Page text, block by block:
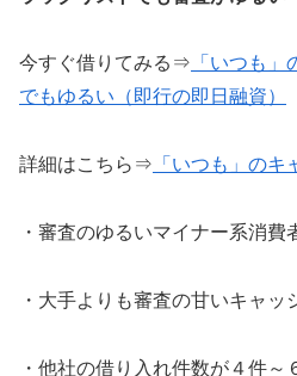
今すぐ借りてみる⇒ 「いつも
でもゆるい（即行の即日融資）
詳細はこちら⇒ 「いつも」のキ
・審査のゆるいマイナー系消費
・大手よりも審査の甘いキャッ
・他社の借り入れ件数が４件～